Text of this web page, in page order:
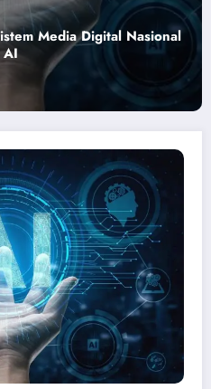
Uncategorized
Perang Algoritma AI
Verifikasi Informasi
Read More